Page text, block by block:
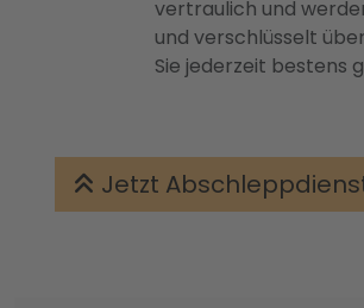
vertraulich und
und verschlüsselt
Sie jederzeit bestens
Jetzt